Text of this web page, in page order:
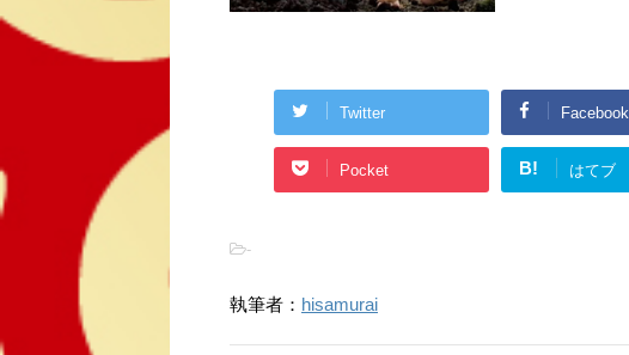
Twitter Facebook
Pocket B! はてブ
-
執筆者： hisamurai